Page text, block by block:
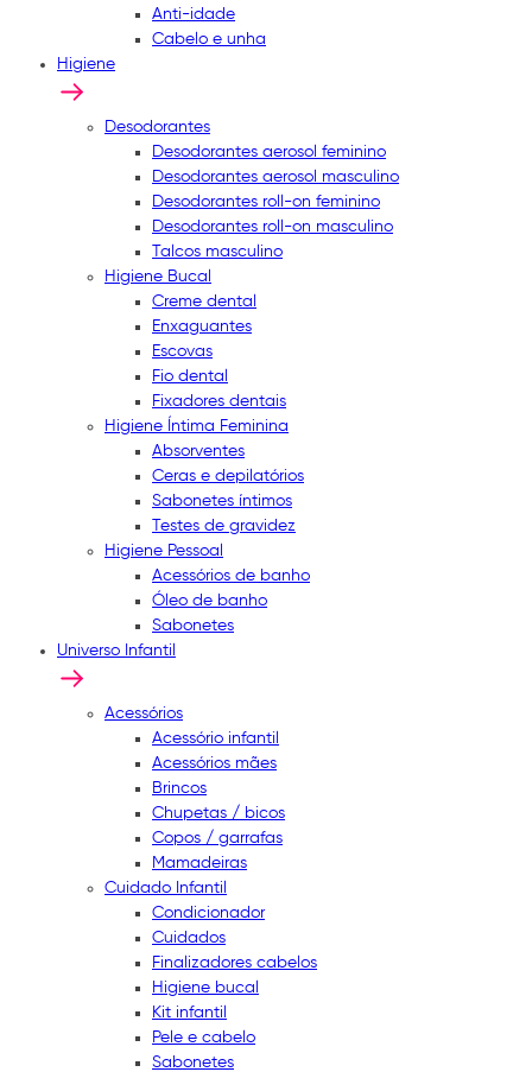
Anti-idade
Cabelo e unha
Higiene
Desodorantes
Desodorantes aerosol feminino
Desodorantes aerosol masculino
Desodorantes roll-on feminino
Desodorantes roll-on masculino
Talcos masculino
Higiene Bucal
Creme dental
Enxaguantes
Escovas
Fio dental
Fixadores dentais
Higiene Íntima Feminina
Absorventes
Ceras e depilatórios
Sabonetes íntimos
Testes de gravidez
Higiene Pessoal
Acessórios de banho
Óleo de banho
Sabonetes
Universo Infantil
Acessórios
Acessório infantil
Acessórios mães
Brincos
Chupetas / bicos
Copos / garrafas
Mamadeiras
Cuidado Infantil
Condicionador
Cuidados
Finalizadores cabelos
Higiene bucal
Kit infantil
Pele e cabelo
Sabonetes